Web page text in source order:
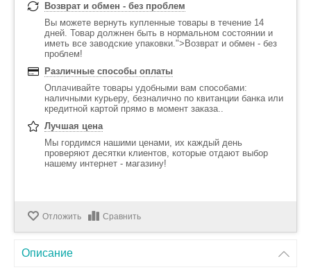
Возврат и обмен - без проблем
Вы можете вернуть купленные товары в течение 14
дней. Товар должнен быть в нормальном состоянии и
иметь все заводские упаковки.">Возврат и обмен - без
проблем!
Различные способы оплаты
Оплачивайте товары удобными вам способами:
наличными курьеру, безналично по квитанции банка или
кредитной картой прямо в момент заказа..
Лучшая цена
Мы гордимся нашими ценами, их каждый день
проверяют десятки клиентов, которые отдают выбор
нашему интернет - магазину!
Отложить Сравнить
Описание